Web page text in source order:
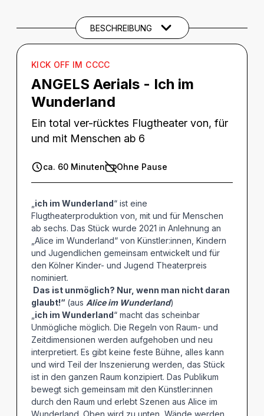
BESCHREIBUNG
KICK OFF IM CCCC
ANGELS Aerials - Ich im
Wunderland
Ein total ver-rücktes Flugtheater von, für
und mit Menschen ab 6
ca. 60 Minuten Ohne Pause
ich im Wunderland“ ist eine
Flugtheaterproduktion von, mit und für Menschen
ab sechs. Das Stück wurde 2021 in Anlehnung an
„Alice im Wunderland“ von Künstler:innen, Kindern
und Jugendlichen gemeinsam entwickelt und für
den Kölner Kinder- und Jugend Theaterpreis
nominiert.
Das ist unmöglich? Nur, wenn man nicht daran
glaubt!“ (aus Alice im Wunderland)
ich im Wunderland“ macht das scheinbar
Unmögliche möglich. Die Regeln von Raum- und
Zeitdimensionen werden aufgehoben und neu
interpretiert. Es gibt keine feste Bühne, alles kann
und wird Teil der Inszenierung werden, das Stück
ist in den ganzen Raum konzipiert. Das Publikum
bewegt sich gemeinsam mit den Künstler:innen
durch den Raum und erlebt Szenen aus Alice im
Wunderland. Oben wird zu unten, Wände werden